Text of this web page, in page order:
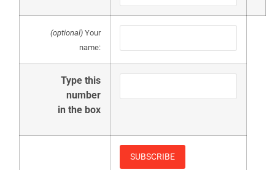
(optional) Your
name:
Type this
number
in the box